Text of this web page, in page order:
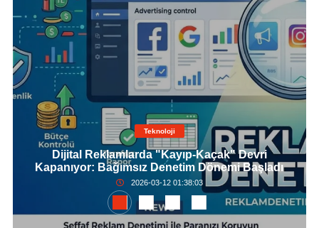
Teknoloji
Dijital Reklamlarda "Kayıp-Kaçak" Devri
Kapanıyor: Bağımsız Denetim Dönemi Başladı
2026-03-12 01:38:03